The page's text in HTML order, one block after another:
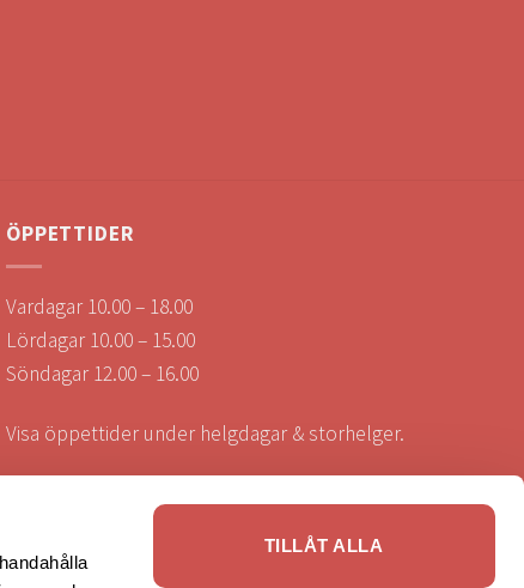
TILLÅT ALLA
ÖPPETTIDER
Vardagar 10.00 – 18.00
Lördagar 10.00 – 15.00
Söndagar 12.00 – 16.00
Visa öppettider under helgdagar & storhelger.
SÄKRA BETALNINGAR